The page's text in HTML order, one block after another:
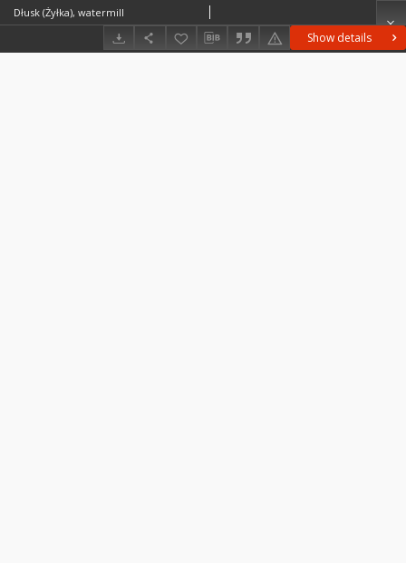
Show details
Dłusk (Żyłka), watermill